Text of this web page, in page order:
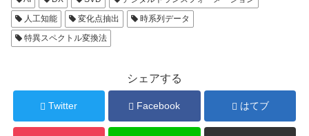
人工知能
変化点抽出
時系列データ
特異スペクトル変換法
シェアする
Twitter Facebook はてブ